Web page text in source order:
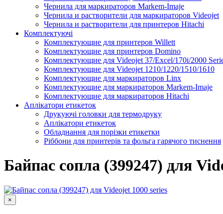
Каплеструйный принтер CodPad S200 Plus для
Подробнее
Чернила для маркираторов Markem-Imaje
Чернила и растворители для маркираторов Videojet
Чернила и растворители для принтеров Hitachi
Комплектуючі
Комплектующие для принтеров Willett
Комплектующие для принтеров Domino
Комплектующие для Videojet 37/Excel/170i/2000
Комплектующие для Videojet 1210/1220/1510/1610
Комплектующие для маркираторов Linx
Комплектующие для маркираторов Markem-Imaje
Комплектующие для маркираторов Hitachi
Аплікатори етикеток
Друкуючі головки для термодруку
Аплікатори етикеток
Обладнання для порізки етикетки
Ріббони для принтерів та фольга гарячого тиснення
Байпас сопла (399247) для
×